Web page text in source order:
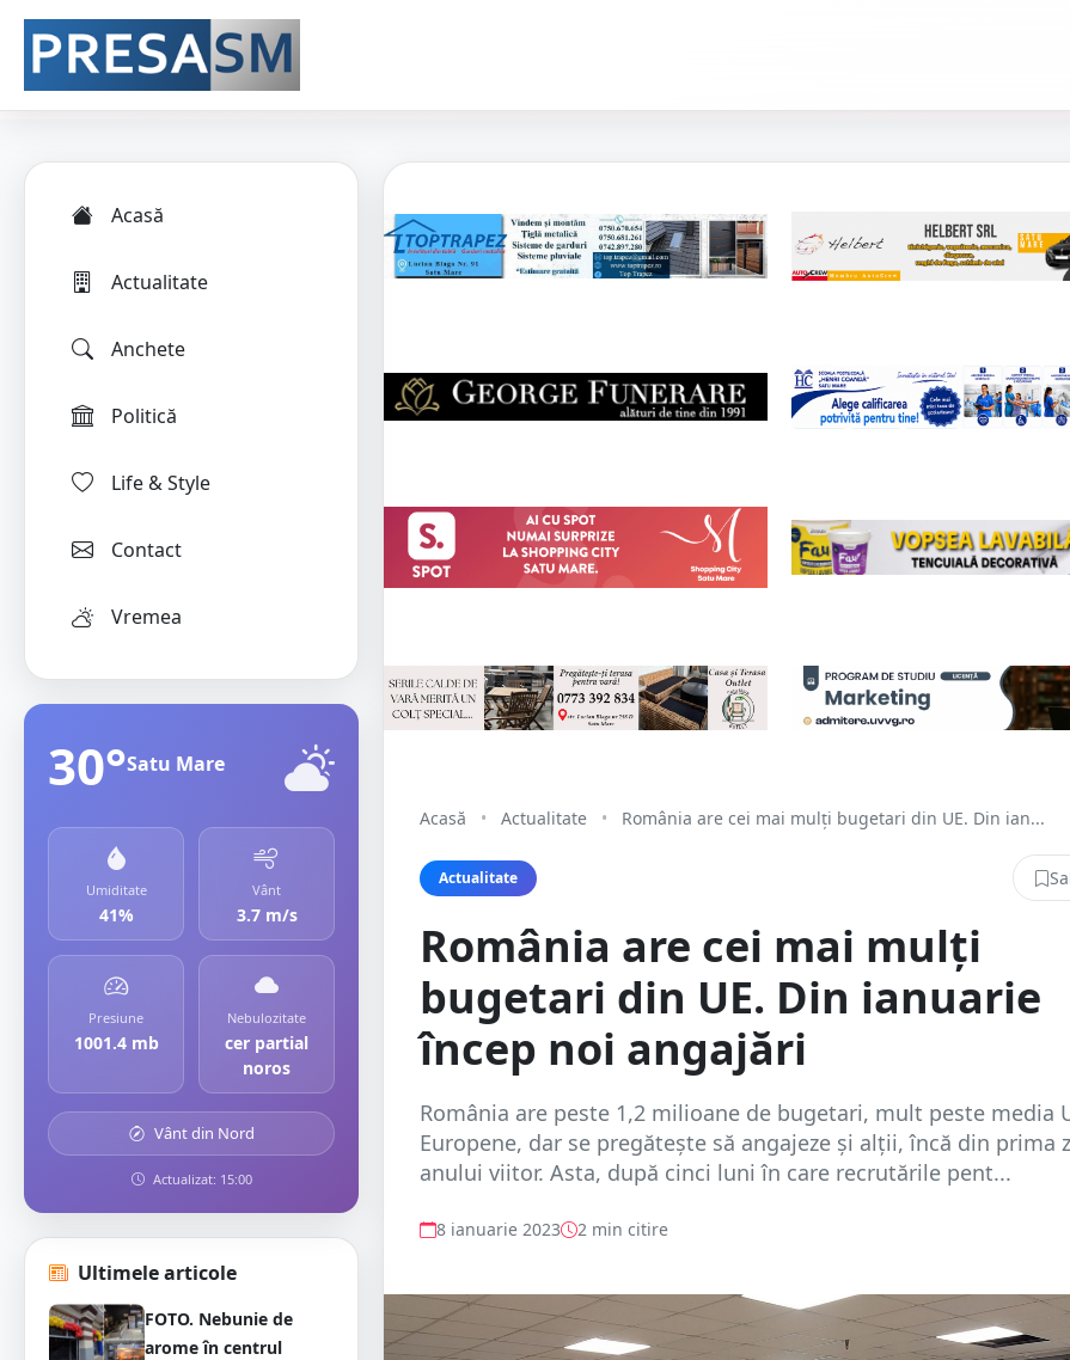
Acasă
Actualitate
Anchete
Politică
Life & Style
Contact
Vremea
30°Satu Mare
Umiditate
41%
Vânt
3.7 m/s
Presiune
1001.4 mb
Nebulozitate
cer partial
noros
Vânt din Nord
Actualizat: 15:00
Ultimele articole
FOTO. Nebunie de
arome în centrul
Acasă • Actualitate • România are cei mai mulți bugetari din UE. Din ian...
Actualitate
România are cei mai mulți
bugetari din UE. Din ianuarie
încep noi angajări
România are peste 1,2 milioane de bugetari, mult peste media
Europene, dar se pregătește să angajeze și alții, încă din prima
anului viitor. Asta, după cinci luni în care recrutările pent...
8 ianuarie 2023 2 min citire